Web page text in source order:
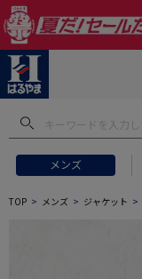
メンズ
TOP メンズ ジャケット